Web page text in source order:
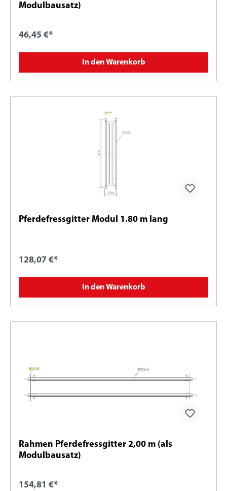
Modulbausatz)
46,45 €*
In den Warenkorb
Pferdefressgitter Modul 1.80 m lang
128,07 €*
In den Warenkorb
Rahmen Pferdefressgitter 2,00 m (als
Modulbausatz)
154,81 €*